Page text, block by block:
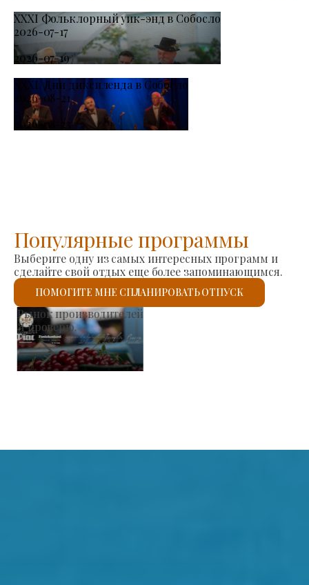
XXXI Фольклорный уик-энд в Собосло
2026-07-17
-
2026-07-19
XXXI. Дни диксиленда в Собосло
2026-08-21
-
2026-08-23
Популярные программы
Выберите одну из самых интересных программ и
сделайте свой отдых еще более запоминающимся.
ПОМОГИТЕ МНЕ СПЛАНИРОВАТЬ ОТПУСК
Римско-католическая церковь Святого Ласло
Я проверю.